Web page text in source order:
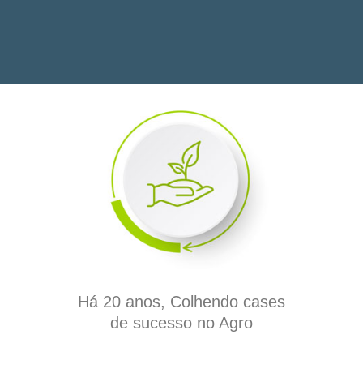
Há 20 anos, Colhendo cases
de sucesso no Agro